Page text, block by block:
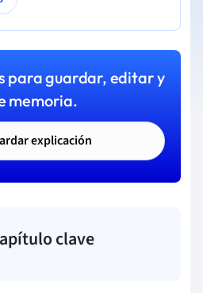
para guardar, editar y
memoria.
explicación
clave